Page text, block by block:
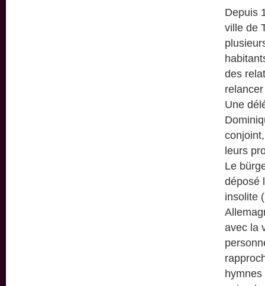
Depuis
ville de
des
Une
leurs
Le
déposé
insolite
avec la